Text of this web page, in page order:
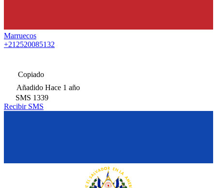
Marruecos
+212520085132
Copiado
Añadido Hace 1 año
SMS 1339
Recibir SMS